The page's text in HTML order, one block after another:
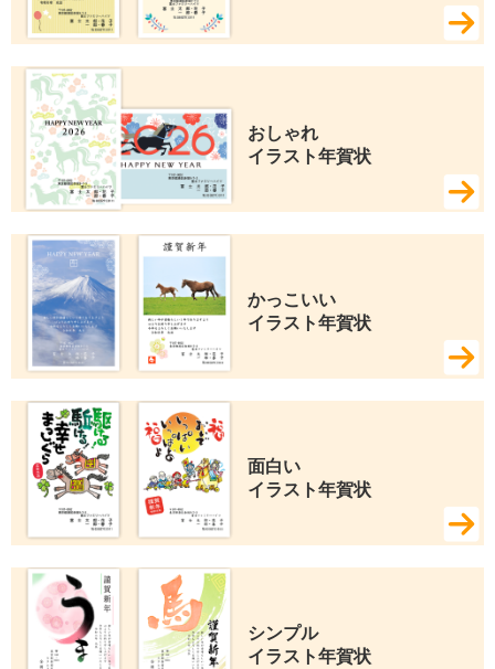
おしゃれ
イラスト年賀状
かっこいい
イラスト年賀状
面白い
イラスト年賀状
シンプル
イラスト年賀状